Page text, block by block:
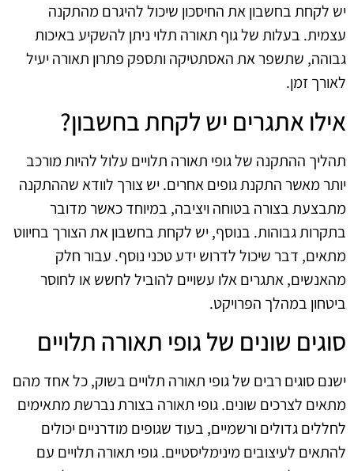
יש לקחת בחשבון את החיסכון שיכול להיגרם מהתקנה
עצמית. בעלות של גוף תאורה תלוי ניתן להשקיע באיכות
גבוהה, שתשפר את האסתטיקה ותספק פתרון תאורה יעיל
לאורך זמן.
אילו אתגרים יש לקחת בחשבון?
תהליך ההתקנה של גופי תאורה תלויים עלול להיות מורכב
יותר מאשר התקנת גופים אחרים. יש צורך לוודא שההתקנה
מתבצעת בצורה בטוחה ויציבה, במיוחד כאשר מדובר
בתקרות גבוהות. בנוסף, יש לקחת בחשבון את הצורך בחיווט
מתאים, דבר שיכול לדרוש ידע טכני נוסף. עבור חלק
מהאנשים, אתגרים אלו עשויים להוביל לחשש או לחוסר
ביטחון במהלך הפרויקט.
סוגים שונים של גופי תאורה תלויים
ישנם סוגים רבים של גופי תאורה תלויים בשוק, כל אחד מהם
מתאים לצרכים שונים. גופי תאורה בצורת נברשת מתאימים
לחללים גדולים ורשמיים, בעוד שגופים מודרניים יכולים
להתאים לעיצובים מינימליסטיים. גופי תאורה תלויים עם